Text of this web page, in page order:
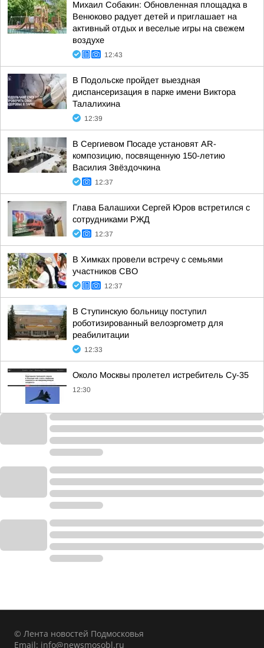
Михаил Собакин: Обновленная площадка в
Венюково радует детей и приглашает на
активный отдых и веселые игры на свежем
воздухе
12:43
В Подольске пройдет выездная
диспансеризация в парке имени Виктора
Талалихина
12:39
В Сергиевом Посаде установят AR-
композицию, посвященную 150-летию
Василия Звёздочкина
12:37
Глава Балашихи Сергей Юров встретился с
сотрудниками РЖД
12:37
В Химках провели встречу с семьями
участников СВО
12:37
В Ступинскую больницу поступил
роботизированный велоэргометр для
реабилитации
12:33
Около Москвы пролетел истребитель Су-35
12:30
© Лента новостей Подмосковья
Email: info@newsmosobl.ru